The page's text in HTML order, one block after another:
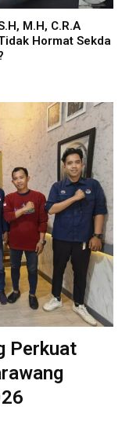
M.H, C.R.A
Hormat Sekda
Perkuat